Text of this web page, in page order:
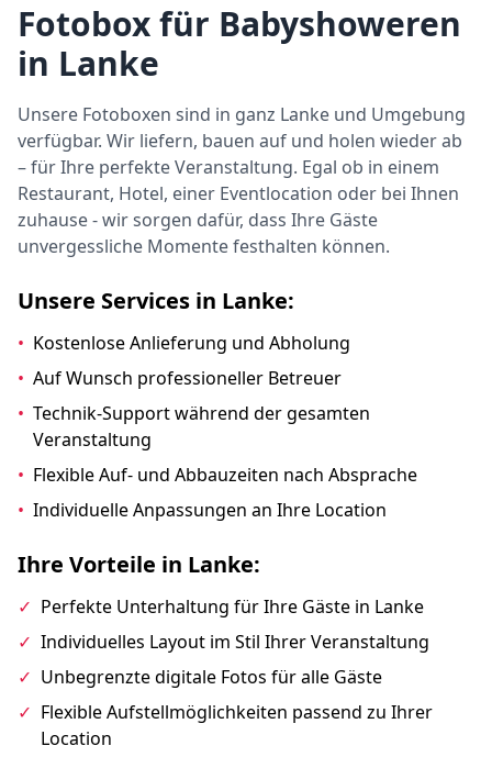
Fotobox für Babyshoweren
in Lanke
Unsere Fotoboxen sind in ganz Lanke und Umgebung
verfügbar. Wir liefern, bauen auf und holen wieder ab
– für Ihre perfekte Veranstaltung. Egal ob in einem
Restaurant, Hotel, einer Eventlocation oder bei Ihnen
zuhause - wir sorgen dafür, dass Ihre Gäste
unvergessliche Momente festhalten können.
Unsere Services in Lanke:
• Kostenlose Anlieferung und Abholung
• Auf Wunsch professioneller Betreuer
• Technik-Support während der gesamten
Veranstaltung
• Flexible Auf- und Abbauzeiten nach Absprache
• Individuelle Anpassungen an Ihre Location
Ihre Vorteile in Lanke:
✓ Perfekte Unterhaltung für Ihre Gäste in Lanke
✓ Individuelles Layout im Stil Ihrer Veranstaltung
✓ Unbegrenzte digitale Fotos für alle Gäste
✓ Flexible Aufstellmöglichkeiten passend zu Ihrer
Location